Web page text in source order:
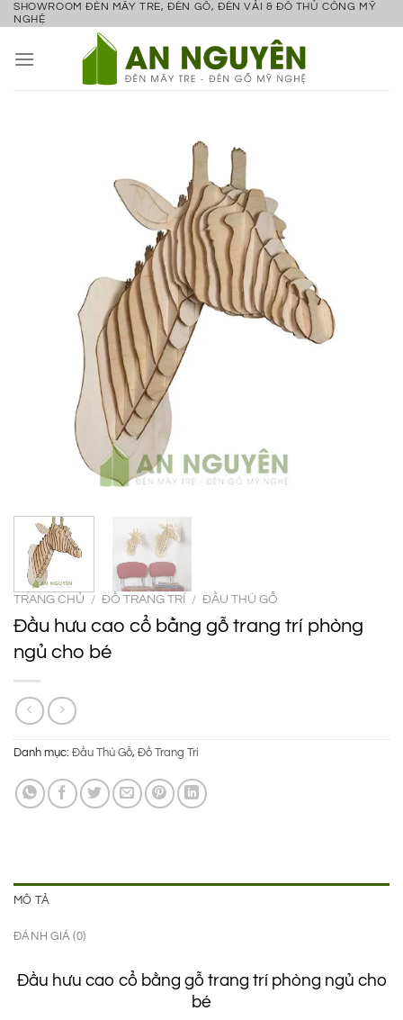
Bỏ
nội
SHOWROOM ĐÈN MÂY TRE, ĐÈN GỖ, ĐÈN VẢI & ĐỒ THỦ CÔNG MỸ
NGHỆ
TRANG CHỦ / ĐỒ TRANG TRÍ / ĐẦU THÚ GỖ
Đầu hưu cao cổ bằng gỗ trang trí phòng
ngủ cho bé
Danh mục: Đầu Thú Gỗ, Đồ Trang Trí
MÔ TẢ
ĐÁNH GIÁ (0)
Đầu hưu cao cổ bằng gỗ trang trí phòng ngủ cho
bé